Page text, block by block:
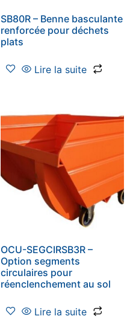
SB80R – Benne basculante
renforcée pour déchets
plats
Lire la suite
OCU-SEGCIRSB3R –
Option segments
circulaires pour
réenclenchement au sol
Lire la suite